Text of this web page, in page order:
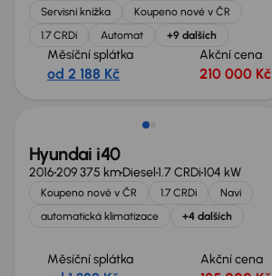
Servisní knížka
Koupeno nové v ČR
1.7 CRDi
Automat +9 dalších
Měsíční splátka
od 2 188 Kč
Akční cena
210 000 Kč
Hyundai i40
2016209 375 kmDiesel1.7 CRDi104 kW
Koupeno nové v ČR 1.7 CRDi
Navi
automatická klimatizace
+4 dalších
Měsíční splátka Akční cena